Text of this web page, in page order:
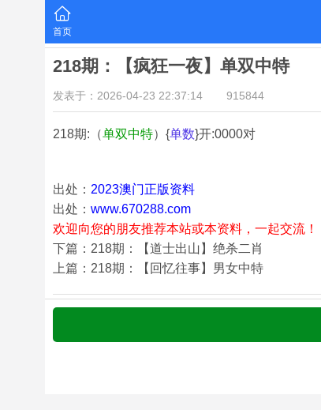
首页
218期：【疯狂一夜】单双中特
发表于：2026-04-23 22:37:14 915844
218期:（单双中特）{单数}开:0000对
出处： 2023澳门正版资料
出处： www.670288.com
欢迎向您的朋友推荐本站或本资料，一起交流！
下篇：218期：【道士出山】绝杀二肖
上篇：218期：【回忆往事】男女中特